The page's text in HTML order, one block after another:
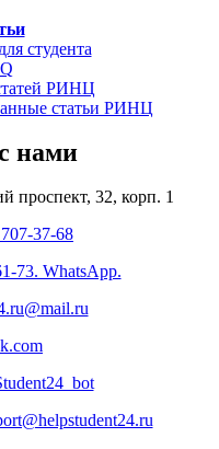
студента
РИНЦ
статьи РИНЦ
нами
проспект, 32, корп. 1
37-68
73. WhatsApp.